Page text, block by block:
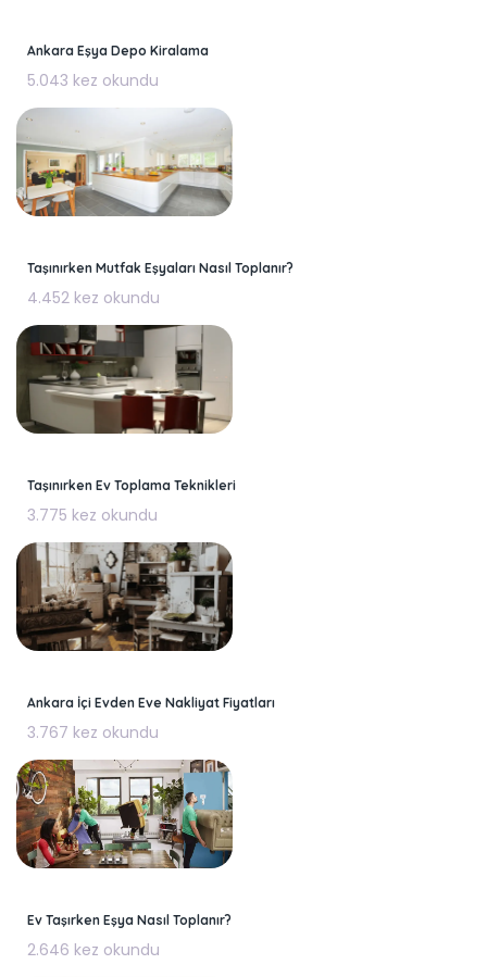
Ankara Eşya Depo Kiralama
5.043 kez okundu
Taşınırken Mutfak Eşyaları Nasıl Toplanır?
4.452 kez okundu
Taşınırken Ev Toplama Teknikleri
3.775 kez okundu
Ankara İçi Evden Eve Nakliyat Fiyatları
3.767 kez okundu
Ev Taşırken Eşya Nasıl Toplanır?
2.646 kez okundu